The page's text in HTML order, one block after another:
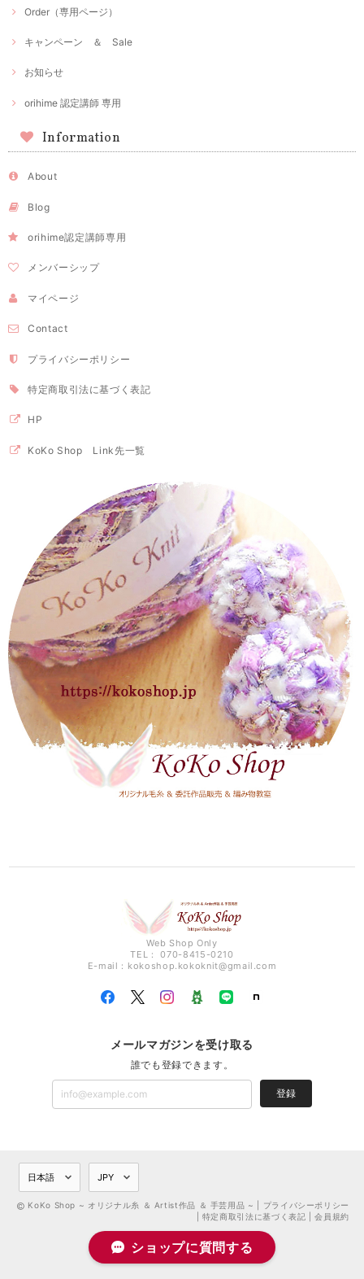
Order（専用ページ）
キャンペーン ＆ Sale
お知らせ
orihime 認定講師 専用
Information
About
Blog
orihime認定講師専用
メンバーシップ
マイページ
Contact
プライバシーポリシー
特定商取引法に基づく表記
HP
KoKo Shop Link先一覧
Web Shop Only
TEL： 070-8415-0210
E-mail： kokoshop.kokoknit@gmail.com
メールマガジンを受け取る
誰でも登録できます。
登録
KoKo Shop ~ オリジナル糸 ＆ Artist作品 ＆ 手芸用品 ~ |
プライバシーポリシー
特定商取引法に基づく表記 |会員規約
ショップに質問する